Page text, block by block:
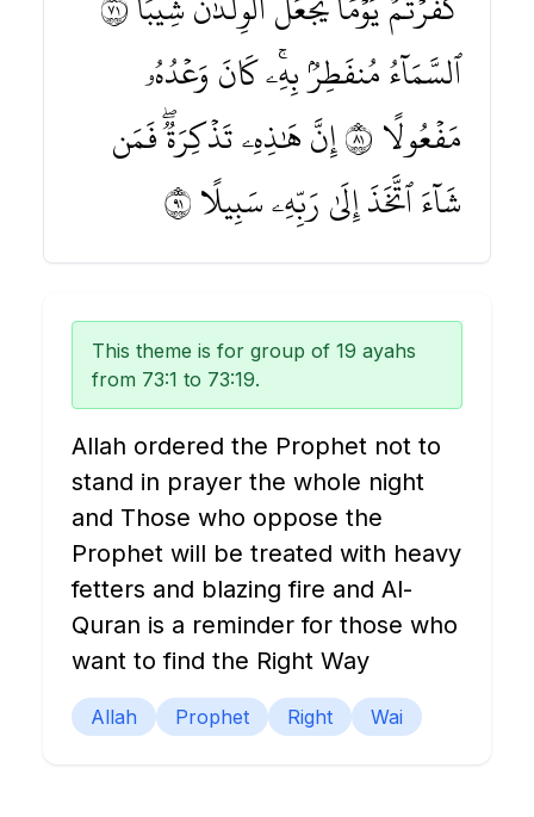
ٱلسَّمَآءُ مُنفَطِرُۢ بِهِۦۚ كَانَ وَعۡدُهُۥ
مَفۡعُولًا ١٨ إِنَّ هَٰذِهِۦ تَذۡكِرَةٞۖ فَمَن
شَآءَ ٱتَّخَذَ إِلَىٰ رَبِّهِۦ سَبِيلًا ١٩
This theme is for group of 19 ayahs
from 73:1 to 73:19.
Allah ordered the Prophet not to
stand in prayer the whole night
and Those who oppose the
Prophet will be treated with heavy
fetters and blazing fire and Al-
Quran is a reminder for those who
want to find the Right Way
Allah Prophet Right Wai